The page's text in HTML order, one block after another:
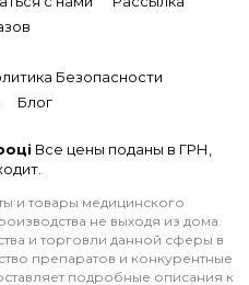
Безопасности
Блог
Все цены поданы в ГРН,
и товары медицинского
не выходя из дома.
и торговли данной сферы в
препаратов и конкурентные
подробные описания к